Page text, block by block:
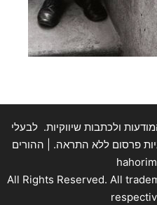
ולכתבות שיווקיות. לבעלי
פרסום ללא התראה. | ההורים
.All Rights Reserved. All